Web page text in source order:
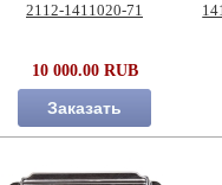
2112-1411020-71
10 000.00 RUB
Заказать